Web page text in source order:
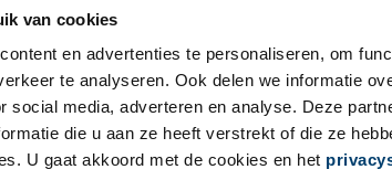
van cookies
en advertenties te personaliseren, om
te analyseren. Ook delen we informatie
social media, adverteren en analyse. Deze
die u aan ze heeft verstrekt of die ze
U gaat akkoord met de cookies en het
bodem, om archeologisch
uit de zeventiende en
eeuw te ontsluiten
en te onderzoeken. Martine
vertelt ons meer over
onderzoek, de bijzondere
vondsten en de
voortgang van het project.
NIEUWSBRIEF
DISCLAIMER
PRIVACY
TOEGANKELIJKHEID